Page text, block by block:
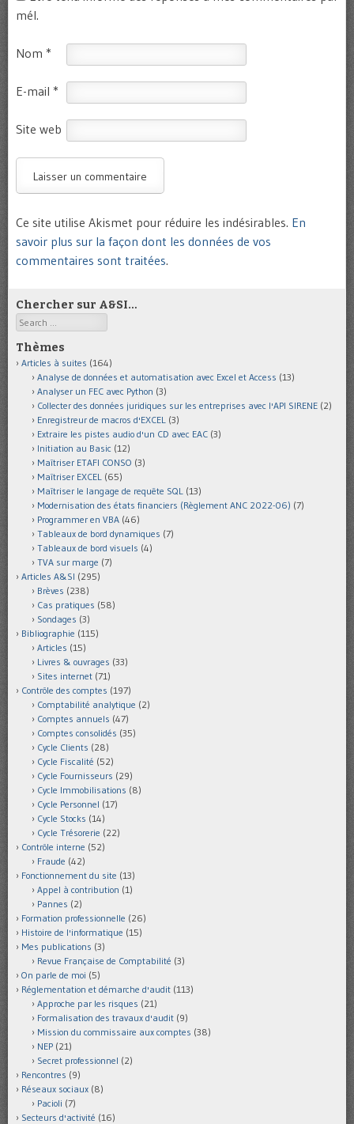
mél.
Nom *
E-mail *
Site web
Ce site utilise Akismet pour réduire les indésirables. En
savoir plus sur la façon dont les données de vos
commentaires sont traitées.
Chercher sur A&SI…
Search
Thèmes
Articles à suites (164)
Analyse de données et automatisation avec Excel et Access (13)
Analyser un FEC avec Python (3)
Collecter des données juridiques sur les entreprises avec l'API SIRENE (2)
Enregistreur de macros d'EXCEL (3)
Extraire les pistes audio d'un CD avec EAC (3)
Initiation au Basic (12)
Maîtriser ETAFI CONSO (3)
Maîtriser EXCEL (65)
Maîtriser le langage de requête SQL (13)
Modernisation des états financiers (Règlement ANC 2022-06) (7)
Programmer en VBA (46)
Tableaux de bord dynamiques (7)
Tableaux de bord visuels (4)
TVA sur marge (7)
Articles A&SI (295)
Brèves (238)
Cas pratiques (58)
Sondages (3)
Bibliographie (115)
Articles (15)
Livres & ouvrages (33)
Sites internet (71)
Contrôle des comptes (197)
Comptabilité analytique (2)
Comptes annuels (47)
Comptes consolidés (35)
Cycle Clients (28)
Cycle Fiscalité (52)
Cycle Fournisseurs (29)
Cycle Immobilisations (8)
Cycle Personnel (17)
Cycle Stocks (14)
Cycle Trésorerie (22)
Contrôle interne (52)
Fraude (42)
Fonctionnement du site (13)
Appel à contribution (1)
Pannes (2)
Formation professionnelle (26)
Histoire de l'informatique (15)
Mes publications (3)
Revue Française de Comptabilité (3)
On parle de moi (5)
Réglementation et démarche d'audit (113)
Approche par les risques (21)
Formalisation des travaux d'audit (9)
Mission du commissaire aux comptes (38)
NEP (21)
Secret professionnel (2)
Rencontres (9)
Réseaux sociaux (8)
Pacioli (7)
Secteurs d'activité (16)